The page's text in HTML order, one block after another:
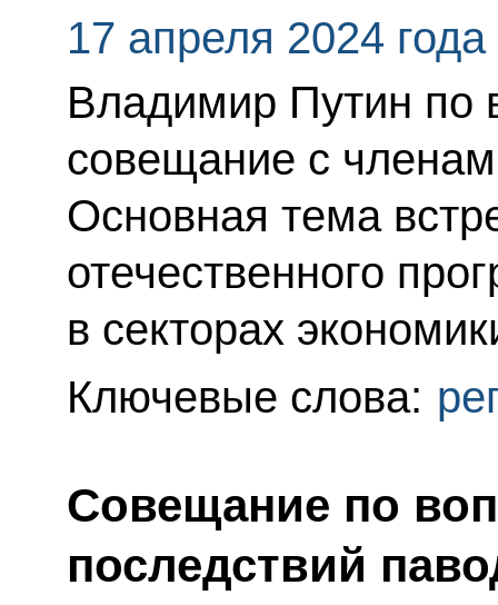
17 апреля 2024 года
Владимир Путин по
совещание с
Основная тема
отечественного
в секторах
Ключевые слова:
Совещание по
последствий